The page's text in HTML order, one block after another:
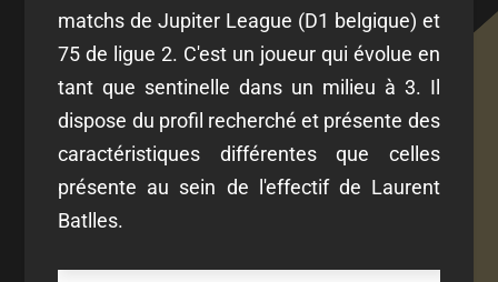
matchs de Jupiter League (D1 belgique) et
75 de ligue 2. C'est un joueur qui évolue en
tant que sentinelle dans un milieu à 3. Il
dispose du profil recherché et présente des
caractéristiques différentes que celles
présente au sein de l'effectif de Laurent
Batlles.